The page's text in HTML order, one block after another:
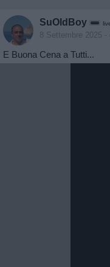
SuOldBoy
8 Settembre 2025 -
E Buona Cena a Tutti...